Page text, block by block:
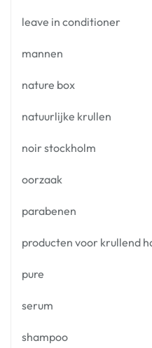
leave in conditioner
mannen
nature box
natuurlijke krullen
noir stockholm
oorzaak
parabenen
producten voor krullend
pure
serum
shampoo